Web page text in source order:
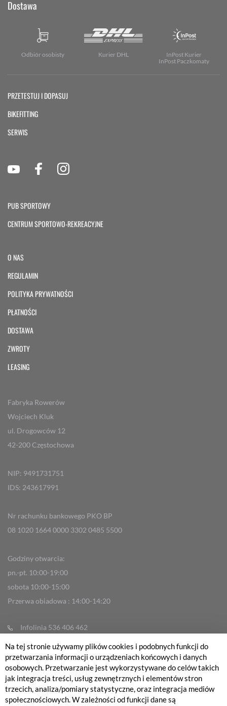
Dostawa
Odbiór osobisty Kurier DHL
InPost Kurier
InPost Paczkomaty
PRZETESTUJ I DOPASUJ
BIKEFITTING
SERWIS
PUB SPORTOWY
CENTRUM SPORTOWO-REKREACYJNE
O NAS
REGULAMIN
POLITYKA PRYWATNOŚCI
PŁATNOŚCI
DOSTAWA
ZWROTY
LEASING
Fabryka Rowerów
Wojciech Kluk
ul. Drogowców 12
42-200 Częstochowa
NIP: 9491731751
IDS: 243617991
Nr rachunku bankowego PKO BP
08 1020 1664 0000 3302 0485 5500
Godziny otwarcia:
pn.-pt. 10:00-19:00
sobota 10:00-15:00
Przerwa obiadowa : 14:00-14:20
Infolinia 536 406 462
info@fabrykarowerow.com
Reklamacje
sklep@fabrykarowerow.com
Serwis 505 700 393
Na tej stronie używamy plików cookies i podobnych funkcji do
przetwarzania informacji o urządzeniach końcowych i danych
osobowych. Przetwarzanie jest wykorzystywane do celów takich
jak integracja treści, usług zewnętrznych i elementów stron
trzecich, analiza/pomiary statystyczne, oraz integracja mediów
społecznościowych. W zależności od funkcji dane są